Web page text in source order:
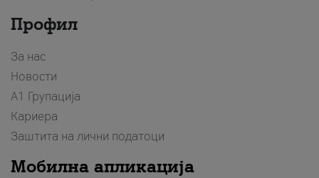
Профил
За нас
Новости
А1 Групација
Кариера
Заштита на лични податоци
Мобилна апликација